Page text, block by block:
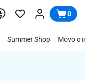
0
Summer Shop Μόνο